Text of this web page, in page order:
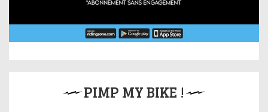
PIMP MY BIKE !